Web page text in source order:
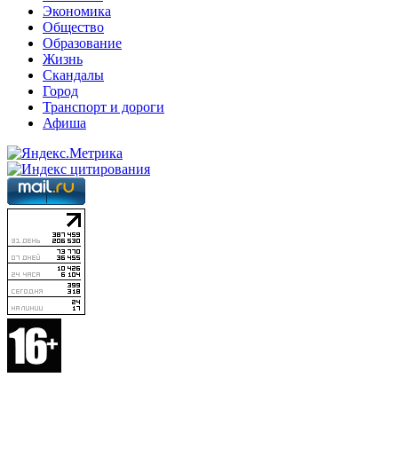
Экономика
Общество
Образование
Жизнь
Скандалы
Город
Транспорт и дороги
Афиша